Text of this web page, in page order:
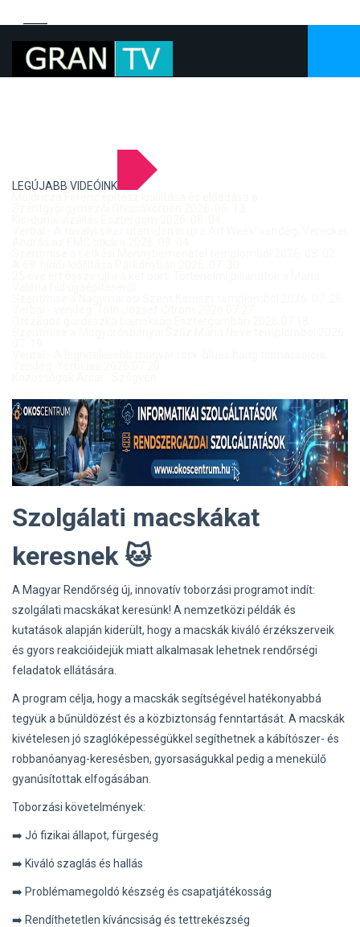
LEGÚJABB VIDEÓINK
Szolgálati macskákat
keresnek 🐱
A Magyar Rendőrség új, innovatív toborzási programot indít:
szolgálati macskákat keresünk! A nemzetközi példák és
kutatások alapján kiderült, hogy a macskák kiváló érzékszerveik
és gyors reakcióidejük miatt alkalmasak lehetnek rendőrségi
feladatok ellátására.
A program célja, hogy a macskák segítségével hatékonyabbá
tegyük a bűnüldözést és a közbiztonság fenntartását. A macskák
kivételesen jó szaglóképességükkel segíthetnek a kábítószer- és
robbanóanyag-keresésben, gyorsaságukkal pedig a menekülő
gyanúsítottak elfogásában.
Toborzási követelmények:
➡️ Jó fizikai állapot, fürgeség
➡️ Kiváló szaglás és hallás
➡️ Problémamegoldó készség és csapatjátékosság
➡️ Rendíthetetlen kíváncsiság és tettrekészség